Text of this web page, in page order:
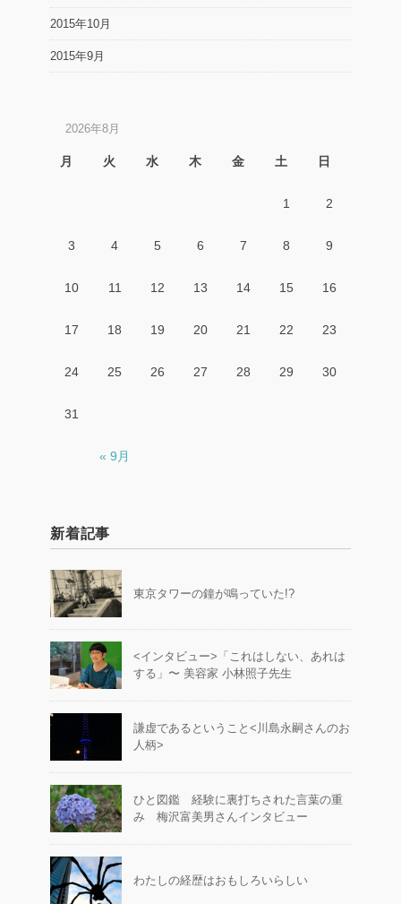
2015年10月
2015年9月
2026年8月
月 火 水 木 金 土 日
« 9月
1 2
3 4 5 6 7 8 9
10 11 12 13 14 15 16
17 18 19 20 21 22 23
24 25 26 27 28 29 30
31
新着記事
東京タワーの鐘が鳴っていた!?
<インタビュー>「これはしない、あれは
する」〜 美容家 小林照子先生
謙虚であるということ<川島永嗣さんのお
人柄>
ひと図鑑 経験に裏打ちされた言葉の重
み 梅沢富美男さんインタビュー
わたしの経歴はおもしろいらしい